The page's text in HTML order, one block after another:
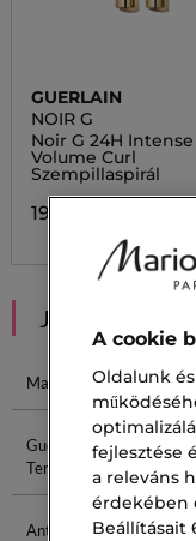
GUERLAIN
NOIR G
Noir G 24H Intense
Volume Curl
Szempillaspirál
19 100,00 Ft
JAVASOLT
Maria Treben Le
Guerlain
Terracotta
Anti Supreme
A cookie
Oldalunk
fejlesztése
a releváns
érdekében
Beállításait